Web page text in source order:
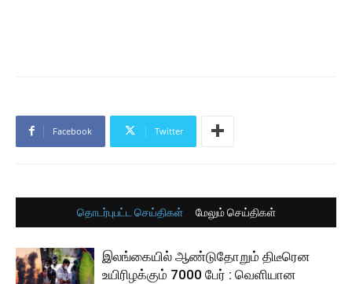
Facebook Twitter
தொடர்புபட்ட செய்திகள் மேலும் செய்திகள்
இலங்கையில் ஆண்டுதோறும் திடீரென
உயிரிழக்கும் 7000 பேர் : வெளியான